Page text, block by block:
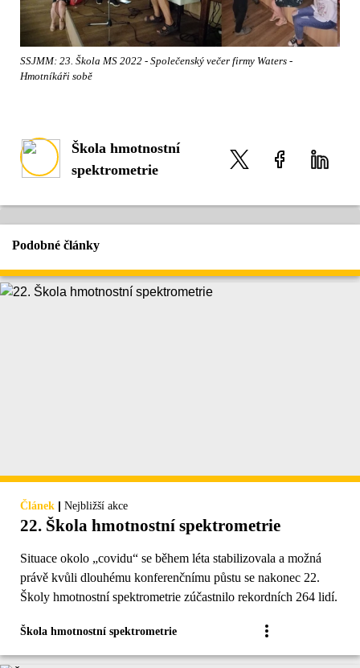
SSJMM: 23. Škola MS 2022 - Společenský večer firmy Waters -
Hmotníkáři sobě
Škola hmotnostní
spektrometrie
Podobné články
Článek | Nejbližší akce
22. Škola hmotnostní spektrometrie
Situace okolo „covidu“ se během léta stabilizovala a možná
právě kvůli dlouhému konferenčnímu půstu se nakonec 22.
Školy hmotnostní spektrometrie zúčastnilo rekordních 264 lidí.
Škola hmotnostní spektrometrie